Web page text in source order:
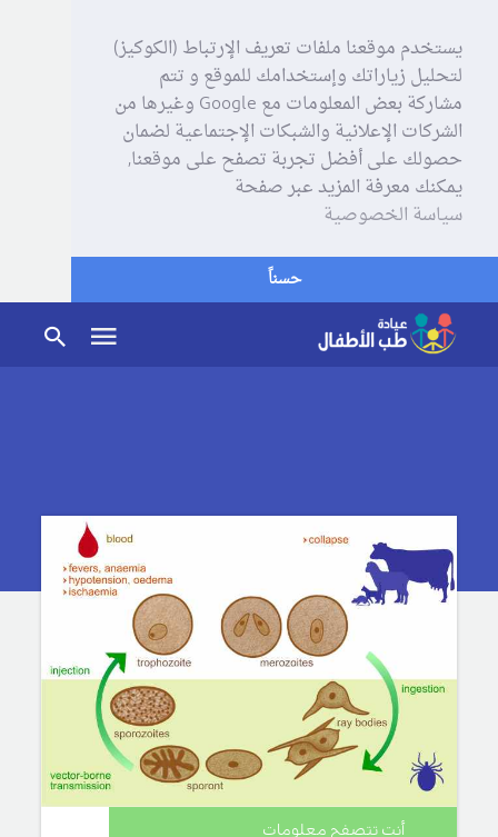
يستخدم موقعنا ملفات تعريف الإرتباط (الكوكيز)
لتحليل زياراتك وإستخدامك للموقع و تتم
مشاركة بعض المعلومات مع Google وغيرها من
الشركات الإعلانية والشبكات الإجتماعية لضمان
حصولك على أفضل تجربة تصفح على موقعنا,
يمكنك معرفة المزيد عبر صفحة
سياسة الخصوصية
حسناً
أنت تتصفح معلومات